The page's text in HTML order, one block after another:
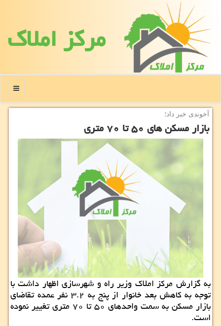
مركز املاك
منو
آخوندی خبر داد؛
بازار مسكن های ۵۰ تا ۷۰ متری
به گزارش مركز املاك وزیر راه و شهرسازی اظهار داشت با
توجه به كاهش بعد خانوار از پنج به ۳.۲ نفر عمده تقاضای
بازار مسكن به سمت واحدهای ۵۰ تا ۷۰ متری تغییر نموده
است.